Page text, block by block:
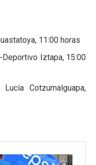
11:00 horas
Deportivo Iztapa, 15:00
Lucía Cotzumalguapa,